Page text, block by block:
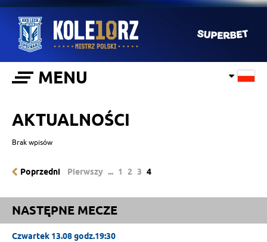
MENU
AKTUALNOŚCI
Brak wpisów
Poprzedni Pierwszy ... 1 2 3 4
NASTĘPNE MECZE
Czwartek 13.08 godz.19:30